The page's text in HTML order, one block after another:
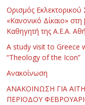
Ορισμός Εκλεκτορικού
«Κανονικό Δίκαιο»
Καθηγητή της Α.Ε.Α.
Α study visit to Greece
“Theology of the Icon”
Ανακοίνωση
ΑΝΑΚΟΙΝΩΣΗ ΓΙΑ
ΠΕΡΙΟΔΟΥ